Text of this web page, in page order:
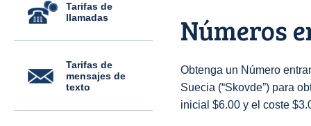
Tarifas de
llamadas
Tarifas de
mensajes de
texto
Números
Obtenga un Número
Suecia (“Skovde”) para
inicial $6.00 y el coste